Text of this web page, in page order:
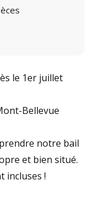
le 1er juillet
Bellevue
notre bail
et bien situé.
incluses !